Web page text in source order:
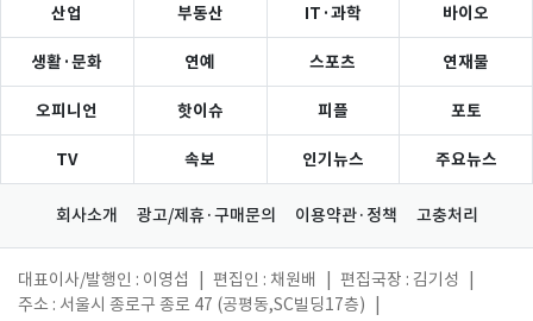
산업 부동산 IT·과학 바이오
생활·문화 연예 스포츠 연재물
오피니언 핫이슈 피플 포토
TV 속보 인기뉴스 주요뉴스
회사소개 광고/제휴·구매문의 이용약관·정책 고충처리
대표이사/발행인 : 이영섭 편집인 : 채원배 편집국장 : 김기성
주소 : 서울시 종로구 종로 47 (공평동,SC빌딩17층)